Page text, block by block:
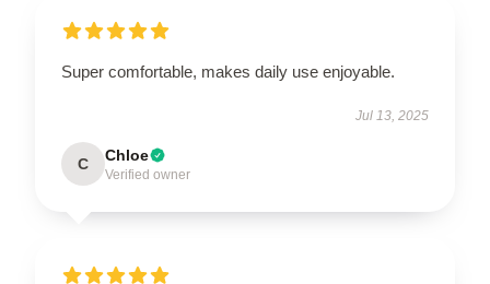
Super comfortable, makes daily use enjoyable.
Jul 13, 2025
C Chloe
Verified owner